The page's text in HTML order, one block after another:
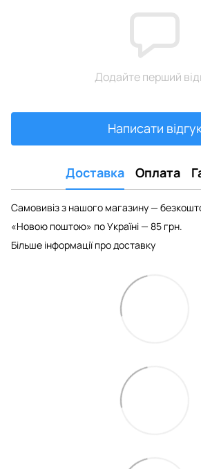
Додайте перший
Написати
Доставка Оплата
Самовивіз з нашого магазину —
«Новою поштою» по Україні — 85 грн.
Більше інформації про доставку